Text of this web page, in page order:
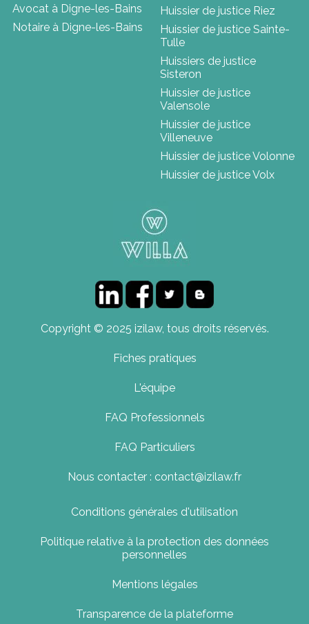
Avocat à Digne-les-Bains
Notaire à Digne-les-Bains
Huissier de justice Riez
Huissier de justice Sainte-
Tulle
Huissiers de justice
Sisteron
Huissier de justice
Valensole
Huissier de justice
Villeneuve
Huissier de justice Volonne
Huissier de justice Volx
Copyright © 2025 izilaw, tous droits réservés.
Fiches pratiques
L'équipe
FAQ Professionnels
FAQ Particuliers
Nous contacter : contact@izilaw.fr
Conditions générales d'utilisation
Politique relative à la protection des données
personnelles
Mentions légales
Transparence de la plateforme